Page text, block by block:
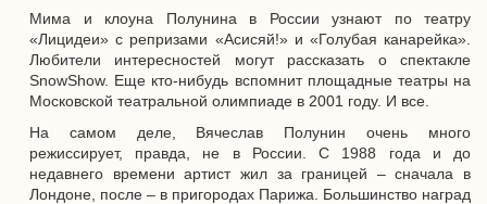
Мима и клоуна Полунина в России узнают по театру
«Лицидеи» с репризами «Асисяй!» и «Голубая канарейка».
Любители интересностей могут рассказать о спектакле
SnowShow. Еще кто-нибудь вспомнит площадные театры на
Московской театральной олимпиаде в 2001 году. И все.
На самом деле, Вячеслав Полунин очень много
режиссирует, правда, не в России. С 1988 года и до
недавнего времени артист жил за границей – сначала в
Лондоне, после – в пригородах Парижа. Большинство наград